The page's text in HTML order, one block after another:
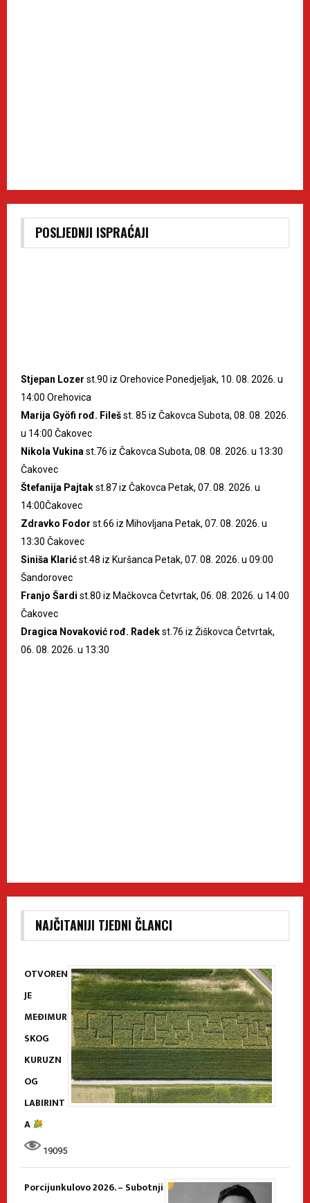
POSLJEDNJI ISPRAĆAJI
Stjepan Lozer st.90 iz Orehovice Ponedjeljak, 10. 08. 2026. u
14:00 Orehovica
Marija Gyöfi rođ. Filešst. 85 iz Čakovca Subota, 08. 08. 2026.
u 14:00 Čakovec
Nikola Vukinast.76 iz Čakovca Subota, 08. 08. 2026. u 13:30
Čakovec
Štefanija Pajtakst.87 iz Čakovca Petak, 07. 08. 2026. u
14:00Čakovec
Zdravko Fodor st.66 iz Mihovljana Petak, 07. 08. 2026. u
13:30 Čakovec
Siniša Klarićst.48 iz Kuršanca Petak, 07. 08. 2026. u 09:00
Šandorovec
Franjo Šardi st.80 iz Mačkovca Četvrtak, 06. 08. 2026. u 14:00
Čakovec
Dragica Novaković rođ. Radekst.76 iz Žiškovca Četvrtak,
06. 08. 2026. u 13:30
NAJČITANIJI TJEDNI ČLANCI
OTVOREN
JE
MEĐIMUR
SKOG
KURUZN
OG
LABIRINT
A
19095
Porcijunkulovo 2026. – Subotnji